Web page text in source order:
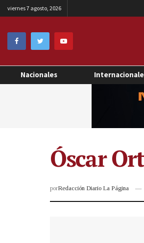
viernes 7 agosto, 2026
Nacionales
Óscar
porRedacción Diario La Página